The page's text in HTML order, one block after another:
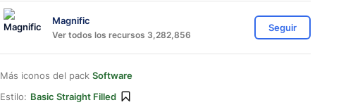
Magnific
Ver todos los recursos 3,282,856
Seguir
Más iconos del pack Software
Estilo: Basic Straight Filled